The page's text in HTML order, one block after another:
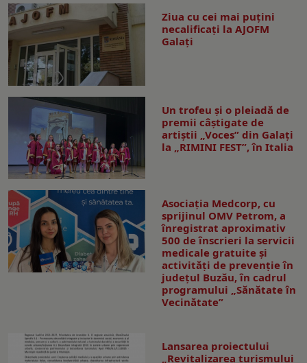
Ziua cu cei mai puțini
necalificați la AJOFM
Galați
Un trofeu şi o pleiadă de
premii câştigate de
artiştii „Voces” din Galaţi
la „RIMINI FEST”, în Italia
Asociația Medcorp, cu
sprijinul OMV Petrom, a
înregistrat aproximativ
500 de înscrieri la servicii
medicale gratuite și
activități de prevenție în
județul Buzău, în cadrul
programului „Sănătate în
Vecinătate”
Lansarea proiectului
„Revitalizarea turismului